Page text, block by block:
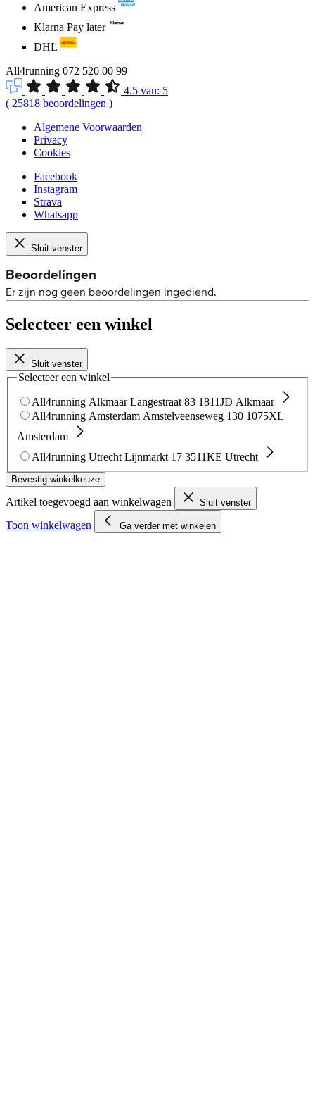
American Express
Klarna Pay later
DHL
All4running 072 520 00 99
4.5 van: 5
( 25818 beoordelingen )
Algemene Voorwaarden
Privacy
Cookies
Facebook
Instagram
Strava
Whatsapp
Sluit venster
Selecteer een winkel
Sluit venster
Selecteer een winkel
All4running Alkmaar Langestraat 83 1811JD Alkmaar
All4running Amsterdam Amstelveenseweg 130 1075XL
Amsterdam
All4running Utrecht Lijnmarkt 17 3511KE Utrecht
Bevestig winkelkeuze
Artikel toegevoegd aan winkelwagen Sluit venster
Toon winkelwagen Ga verder met winkelen